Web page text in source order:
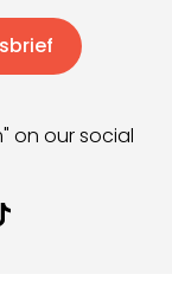
on our social